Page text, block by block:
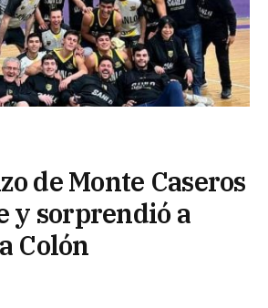
de Monte Caseros
y sorprendió a
Colón